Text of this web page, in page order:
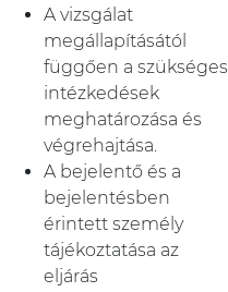
A vizsgálat
megállapításától
függően a szükséges
intézkedések
meghatározása és
végrehajtása.
A bejelentő és a
bejelentésben
érintett személy
tájékoztatása az
eljárás